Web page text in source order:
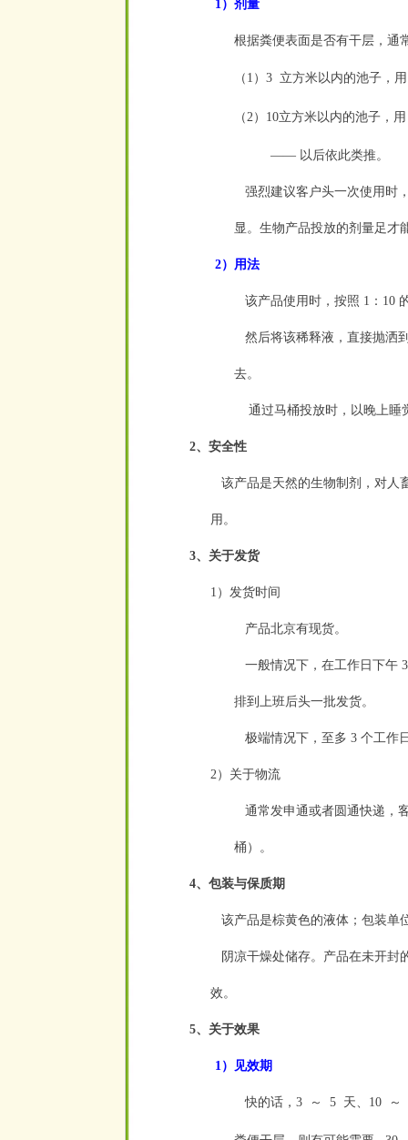
1）剂量
根据粪便表面是否有干层，通
（1）3 立方米以内的池子，用
（2）10立方米以内的池子，用
—— 以后依此类推。
强烈建议客户头一次使用时
显。生物产品投放的剂量足才
2）用法
该产品使用时，按照 1：10
然后将该稀释液，直接抛洒
去。
通过马桶投放时，以晚上睡
2、安全性
该产品是天然的生物制剂，对人
用。
3、关于发货
1）发货时间
产品北京有现货。
一般情况下，在工作日下午
排到上班后头一批发货。
极端情况下，至多 3 个工作
2）关于物流
通常发申通或者圆通快递，
桶）。
4、包装与保质期
该产品是棕黄色的液体 ；包装单
阴凉干燥处储存。产品在未开封
效。
5、关于效果
1）见效期
快的话，3 ～ 5 天、10 ～